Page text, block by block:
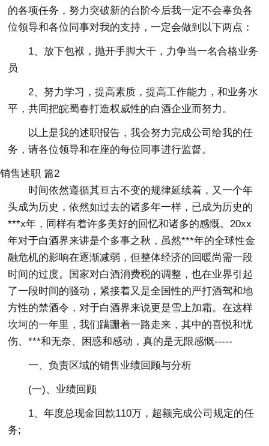
的各项任务，努力突破新的台阶今后我一定不会辜负各
位领导和各位同事对我的支持，一定会做到以下两点：
1、放下包袱，抛开手脚大干，力争当一名合格业务
员
2、努力学习，提高素质，提高工作能力，和业务水
平，共同把皖蜀春打造权威性的白酒企业而努力。
以上是我的述职报告，我会努力完成公司给我的任
务，请各位领导和在座的每位同事进行监督。
销售述职 篇2
时间依然遵循其亘古不变的规律延续着，又一个年
头成为历史，依然如过去的诸多年一样，已成为历史的
***x年，同样有着许多美好的回忆和诸多的感慨。20xx
年对于白酒界来讲是个多事之秋，虽然***年的全球性金
融危机的影响在逐渐减弱，但整体经济的回暖尚需一段
时间的过度。国家对白酒消费税的调整，也在业界引起
了一段时间的骚动，紧接着又是全国性的严打酒驾和地
方性的禁酒令，对于白酒界来说更是雪上加霜。在这样
坎坷的一年里，我们蹒跚着一路走来，其中的喜悦和忧
伤、***和无奈、困惑和感动，真的是无限感慨-----
一、负责区域的销售业绩回顾与分析
(一)、业绩回顾
1、年度总现金回款110万，超额完成公司规定的任
务;